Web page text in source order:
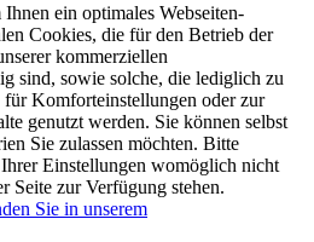
ein optimales Webseiten-
Cookies, die für den Betrieb der
kommerziellen
sind, sowie solche, die lediglich zu
Komforteinstellungen oder zur
genutzt werden. Sie können selbst
Sie zulassen möchten. Bitte
Ihrer Einstellungen womöglich nicht
Seite zur Verfügung stehen.
Sie in unserem